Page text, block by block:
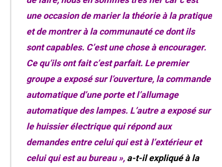
une occasion de marier la théorie à la pratique
et de montrer à la communauté ce dont ils
sont capables. C’est une chose à encourager.
Ce qu’ils ont fait c’est parfait. Le premier
groupe a exposé sur l’ouverture, la commande
automatique d’une porte et l’allumage
automatique des lampes. L’autre a exposé sur
le huissier électrique qui répond aux
demandes entre celui qui est à l’extérieur et
celui qui est au bureau »,a-t-il expliqué à la